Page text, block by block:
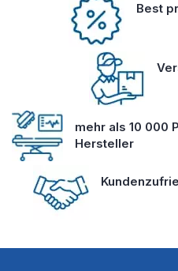
Best
mehr als 10 000
Hersteller